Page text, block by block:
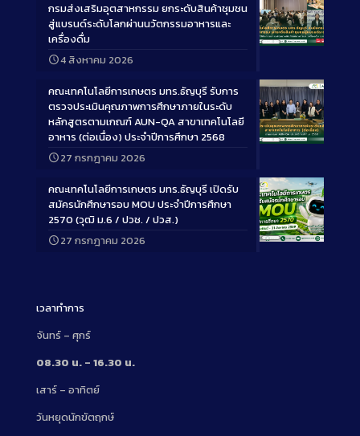
Long
กรมส่งเสริมอุตสาหกรรม ยกระดับสินค้าชุมชน
สู่แบรนด์ระดับโลกผ่านนวัตกรรมอาหารและ
เครื่องดื่ม
4 สิงหาคม 2026
Long
คณะเทคโนโลยีการเกษตร มทร.ธัญบุรี รับการ
ตรวจประเมินคุณภาพการศึกษาภายในระดับ
หลักสูตรตามเกณฑ์ AUN-QA สาขาเทคโนโลยี
อาหาร (ต่อเนื่อง) ประจำปีการศึกษา 2568
27 กรกฎาคม 2026
Long
คณะเทคโนโลยีการเกษตร มทร.ธัญบุรี เปิดรับ
สมัครนักศึกษารอบ MOU ประจำปีการศึกษา
2570 (วุฒิ ม.6 / ปวช. / ปวส.)
27 กรกฎาคม 2026
เวลาทำการ
จันทร์ – ศุกร์
08.30 น. – 16.30 น.
เสาร์ – อาทิตย์
วันหยุดนักขัตฤกษ์